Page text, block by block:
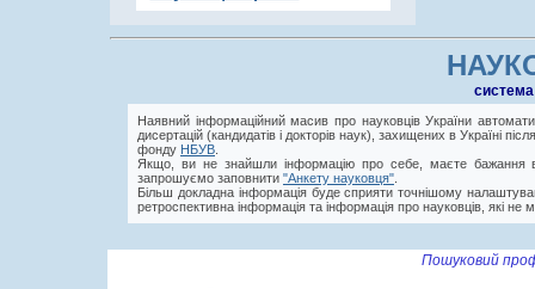
cистема
Наявний інформаційний масив про науковців України
дисертацій (кандидатів і докторів наук), захищених в Україні
фонду НБУВ
Якщо, ви не знайшли інформацію про себе, маєте бажання
запрошуємо заповнити "Анкету науковця"
Більш докладна інформація буде сприяти точнішому
ретроспективна інформація та інформація про науковців, які не
Пошуковий